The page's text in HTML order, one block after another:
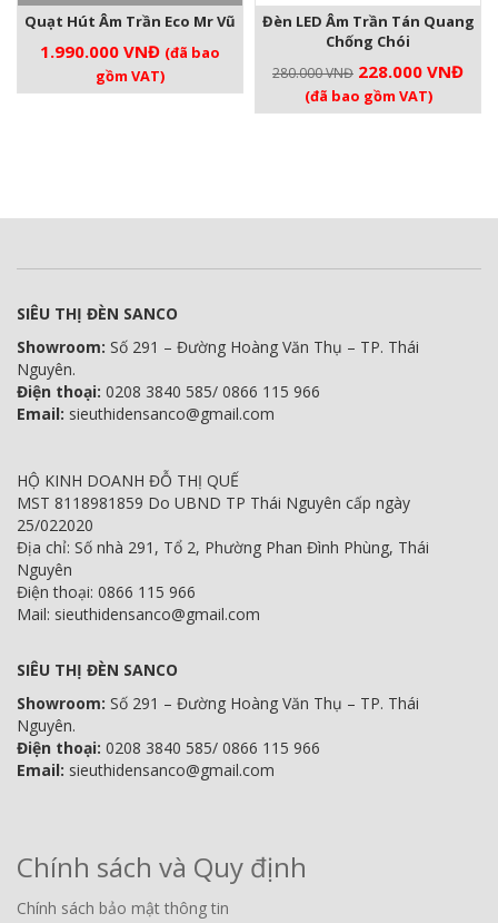
Quạt Hút Âm Trần Eco Mr Vũ
1.990.000 VNĐ (đã bao
gồm VAT)
Đèn LED Âm Trần Tán Quang
Chống Chói
280.000VNĐ Giá
gốc
là:
228.000 VNĐGiá
tại
(đã bao gồm VAT)
SIÊU THỊ ĐÈN SANCO
Showroom: Số 291 – Đường Hoàng Văn Thụ – TP. Thái
Nguyên.
Điện thoại: 0208 3840 585/ 0866 115 966
Email: sieuthidensanco@gmail.com
HỘ KINH DOANH ĐỖ THỊ QUẾ
MST 8118981859 Do UBND TP Thái Nguyên cấp ngày
25/022020
Địa chỉ: Số nhà 291, Tổ 2, Phường Phan Đình Phùng, Thái
Nguyên
Điện thoại: 0866 115 966
Mail: sieuthidensanco@gmail.com
SIÊU THỊ ĐÈN SANCO
Showroom: Số 291 – Đường Hoàng Văn Thụ – TP. Thái
Nguyên.
Điện thoại: 0208 3840 585/ 0866 115 966
Email: sieuthidensanco@gmail.com
Chính sách và Quy định
Chính sách bảo mật thông tin